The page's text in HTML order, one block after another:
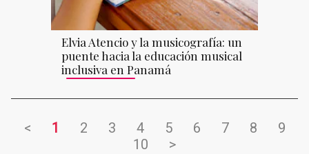
Elvia Atencio y la musicografía: un
puente hacia la educación musical
inclusiva en Panamá
< 1 2 3 4 5 6 7 8
9
10
>